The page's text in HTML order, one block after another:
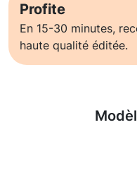
Profite
En 15-30 minutes,
haute qualité éditée.